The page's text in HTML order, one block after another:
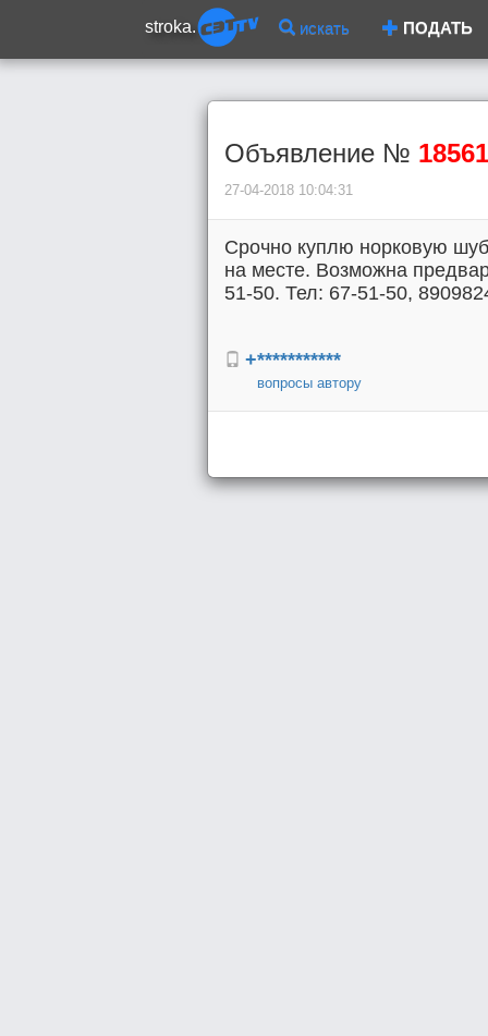
stroka. искать ПОДАТЬ
Объявление № 18561
27-04-2018 10:04:31
Срочно куплю норковую
на месте. Возможна
51-50. Тел: 67-51-50,
+***********
вопросы автору